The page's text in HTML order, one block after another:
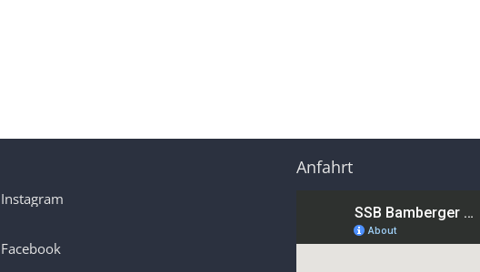
Instagram
Facebook
Anfahrt